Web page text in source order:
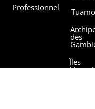
Professionnel
des
Îles